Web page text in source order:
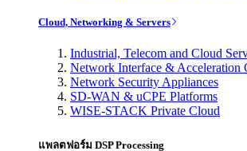
Cloud, Networking & Servers
Industrial, Telecom and Cloud
Network Interface & Acceleration
Network Security Appliances
SD-WAN & uCPE Platforms
WISE-STACK Private Cloud
แพลตฟอร์ม DSP Processing